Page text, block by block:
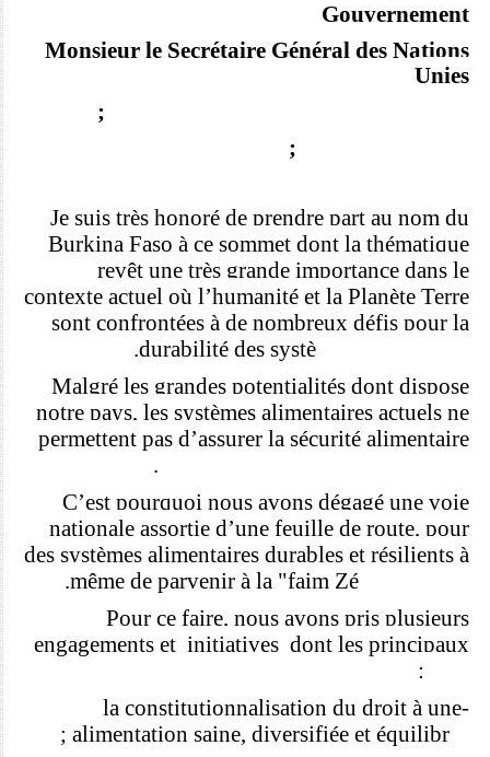
Gouvernement
Monsieur le Secrétaire Général des Nations
Unies
Je suis très honoré de prendre part au nom du
Burkina Faso à ce sommet dont la thématique
revêt une très grande importance dans le
contexte actuel oùl’humanité et la Planète Terre
sont confrontées à de nombreux défis pour la
durabilité des systè
Malgré les grandes potentialités dont dispose
notre pays, les systèmes alimentaires actuels ne
permettent pas d’assurer la sécurité alimentaire
C’est pourquoi nous avons dégagé une voie
nationale assortie d’une feuille de route, pour
des systèmes alimentaires durables et résilients à
même de parvenir à la "faim Zé
Pour ce faire, nous avons pris plusieurs
engagements et initiatives dont les principaux
-la constitutionnalisation du droit à une
alimentation saine, diversifiée et équilibr